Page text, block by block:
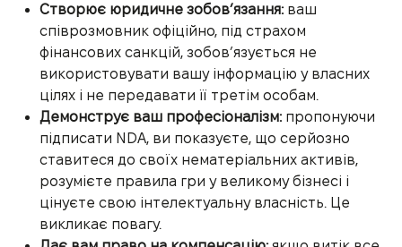
Створює юридичне зобов’язання:ваш
співрозмовник офіційно, під страхом
фінансових санкцій, зобов’язується не
використовувати вашу інформацію у власних
цілях і не передавати її третім особам.
Демонструє ваш професіоналізм:пропонуючи
підписати NDA, ви показуєте, що серйозно
ставитеся до своїх нематеріальних активів,
розумієте правила гри у великому бізнесі і
цінуєте свою інтелектуальну власність. Це
викликає повагу.